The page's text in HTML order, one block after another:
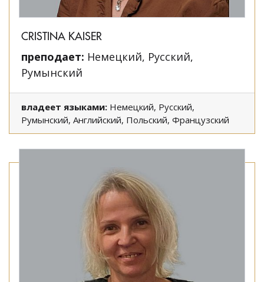
CRISTINA KAISER
преподает: Немецкий, Русский,
Румынский
владеет языками: Немецкий, Русский,
Румынский, Английский, Польский, Французский